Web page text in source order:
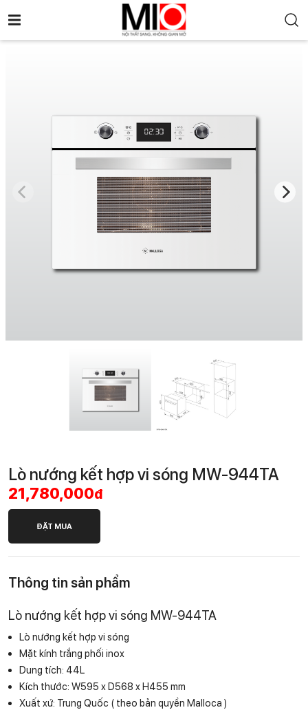
Lò nướng kết hợp vi sóng MW-944TA
21,780,000đ
ĐẶT MUA
Thông tin sản phẩm
Lò nướng kết hợp vi sóng MW-944TA
Lò nướng kết hợp vi sóng
Mặt kính trắng phối inox
Dung tích: 44L
Kích thước: W595 x D568 x H455 mm
Xuất xứ: Trung Quốc ( theo bản quyền Malloca )